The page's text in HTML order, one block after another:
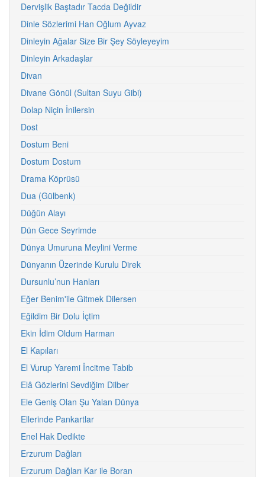
Dervişlik Baştadır Tacda Değildir
Dinle Sözlerimi Han Oğlum Ayvaz
Dinleyin Ağalar Size Bir Şey Söyleyeyim
Dinleyin Arkadaşlar
Divan
Divane Gönül (Sultan Suyu Gibi)
Dolap Niçin İnilersin
Dost
Dostum Beni
Dostum Dostum
Drama Köprüsü
Dua (Gülbenk)
Düğün Alayı
Dün Gece Seyrimde
Dünya Umuruna Meylini Verme
Dünyanın Üzerinde Kurulu Direk
Dursunlu’nun Hanları
Eğer Benim'ile Gitmek Dilersen
Eğildim Bir Dolu İçtim
Ekin İdim Oldum Harman
El Kapıları
El Vurup Yaremi İncitme Tabib
Elâ Gözlerini Sevdiğim Dilber
Ele Geniş Olan Şu Yalan Dünya
Ellerinde Pankartlar
Enel Hak Dedikte
Erzurum Dağları
Erzurum Dağları Kar ile Boran